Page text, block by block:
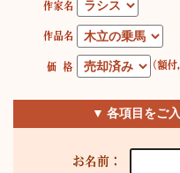
▼ 各項目をご